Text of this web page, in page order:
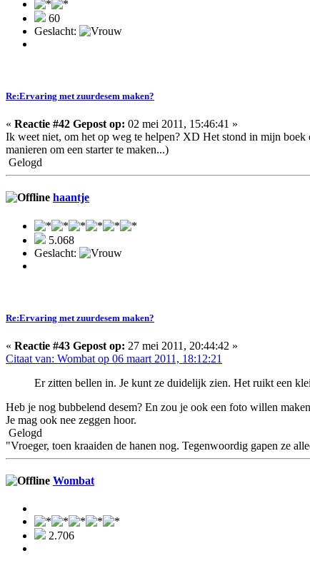
60
Geslacht:
Re:Ervaring met zuurdesem maken?
« Reactie #42 Gepost op: 02 mei 2011, 15:46:41 »
Ik weet niet, om het op weg te helpen? XD Het stond in mijn
manieren om een starter te maken...)
Gelogd
haantje
5.068
Geslacht:
Re:Ervaring met zuurdesem maken?
« Reactie #43 Gepost op: 27 mei 2011, 20:44:42 »
Citaat van: Wombat op 06 maart 2011, 18:12:21
Er zitten bellen in. Je kunt ze duidelijk zien. Het ruikt een
Heb je nog bubbelend desem? En zou je ook een foto willen
Je mag ook nee zeggen hoor.
Gelogd
"Vroeger, toen kraaiden de hanen nog. Tegenwoordig gapen ze
Wombat
2.706